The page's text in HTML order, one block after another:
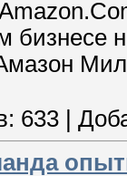
бизнесе
633